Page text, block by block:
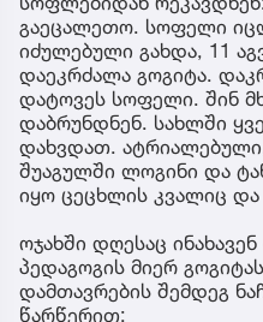
გაეცალეთო. სოფელი
იძულებული გახდა, 11
დაეკრძალა გოგიტა.
დატოვეს სოფელი. შინ
დაბრუნდნენ. სახლში
დახვდათ.
შუაგულში ლოგინი და
იყო ცეცხლის კვალიც
ოჯახში დღესაც
პედაგოგის მიერ
დამთავრების შემდეგ
წარწერით: